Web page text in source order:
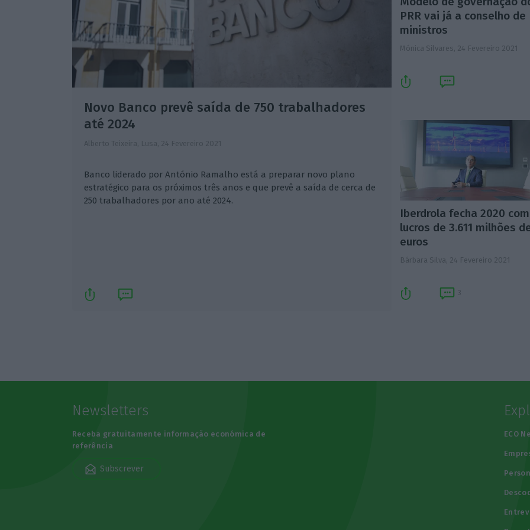
Novo Banco prevê saída de 750 trabalhadores
até 2024
Alberto Teixeira, Lusa, 24 Fevereiro 2021
Banco liderado por António Ramalho está a preparar novo plano
estratégico para os próximos três anos e que prevê a saída de cerca de
250 trabalhadores por ano até 2024.
PRR vai já a conselho de
ministros
Mónica Silvares, 24 Fevereiro 2021
Iberdrola fecha 2020 com
lucros de 3.611 milhões
euros
Bárbara Silva, 24 Fevereiro 2021
3
Newsletters
Receba gratuitamente informação económica de
referência
Subscrever
ECO